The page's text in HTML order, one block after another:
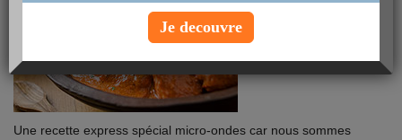
Une recette express spécial micro-ondes car nous sommes
Je decouvre